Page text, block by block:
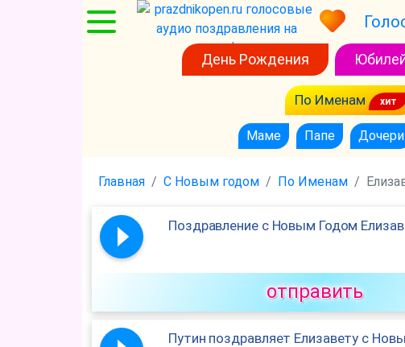
День Рождения
По Именам
Маме Папе Дочери
Главная С Новым годом По Именам
Поздравление с Новым Годом
отправить
Путин поздравляет Елизавету с